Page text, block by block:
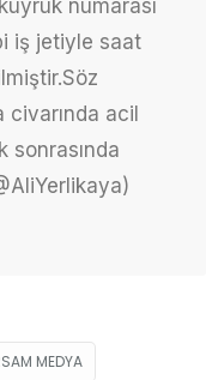
numarası
iş jetiyle saat
Söz
civarında acil
sonrasında
MEDYA